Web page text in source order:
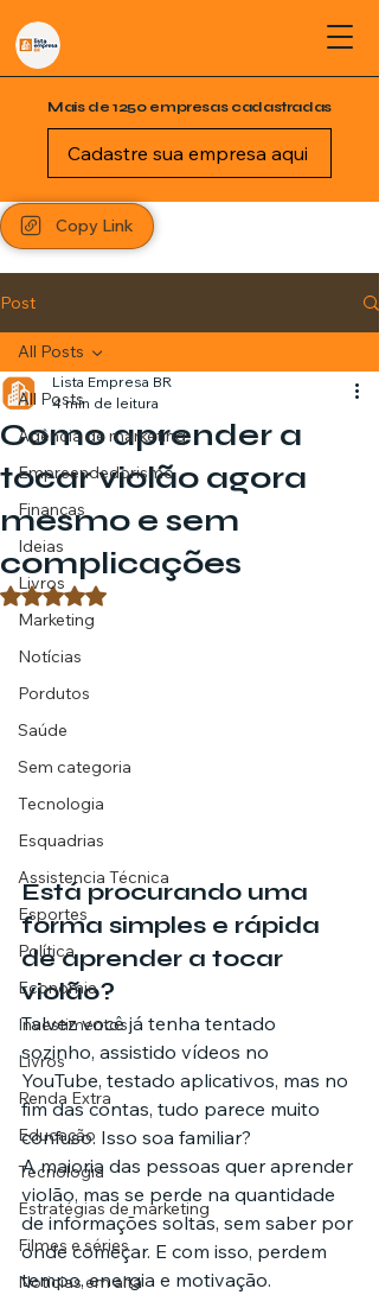
Mais de 1250 empresas cadastradas
Cadastre sua empresa aqui
Copy Link
Post
All Posts
Agência de marketing
Empreendedorismo
Finanças
Ideias
Livros
Marketing
Notícias
Pordutos
Saúde
Sem categoria
Tecnologia
Esquadrias
Assistencia Técnica
Esportes
Política
Economia
Investimentos
Livros
Renda Extra
Educação
Tecnologia
Estratégias de marketing
Filmes e séries
Noticias em alta
All Posts
Como aprender a
tocar violão agora
mesmo e sem
complicações
Lista Empresa BR
4 min de leitura
Avaliado com NaN de 5 estrelas.
Está procurando uma
forma simples e rápida
de aprender a tocar
violão?
Talvez você já tenha tentado
sozinho, assistido vídeos no
YouTube, testado aplicativos, mas no
fim das contas, tudo parece muito
confuso. Isso soa familiar?
A maioria das pessoas quer aprender
violão, mas se perde na quantidade
de informações soltas, sem saber por
onde começar. E com isso, perdem
tempo, energia e motivação.